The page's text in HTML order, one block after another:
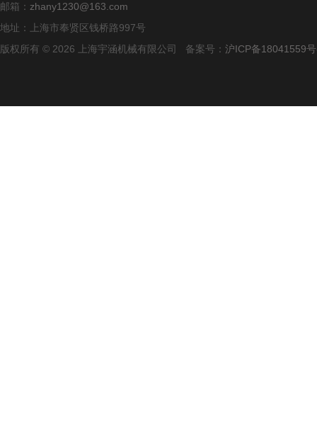
邮箱： zhany1230@163.com
地址：上海市奉贤区钱桥路997号
版权所有 © 2026 上海宇涵机械有限公司 备案号： 沪ICP备18041559